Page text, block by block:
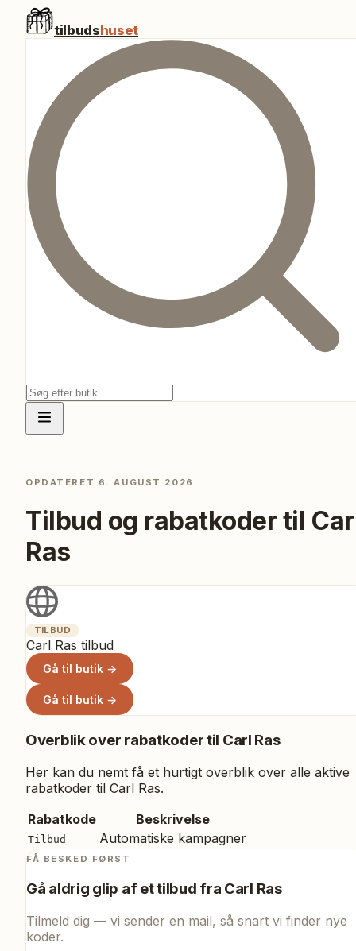
tilbudshuset
OPDATERET 6. AUGUST 2026
Tilbud og rabatkoder til
Ras
TILBUD
Carl Ras tilbud
Gå til butik →
Gå til butik →
Overblik over rabatkoder til Carl Ras
Her kan du nemt få et hurtigt overblik over alle aktive
rabatkoder til Carl Ras.
Rabatkode
Beskrivelse
Tilbud Automatiske kampagner
FÅ BESKED FØRST
Gå aldrig glip af et tilbud fra Carl Ras
Tilmeld dig — vi sender en mail, så snart vi finder nye
koder.